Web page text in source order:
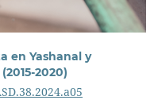
en Yashanal y
2020)